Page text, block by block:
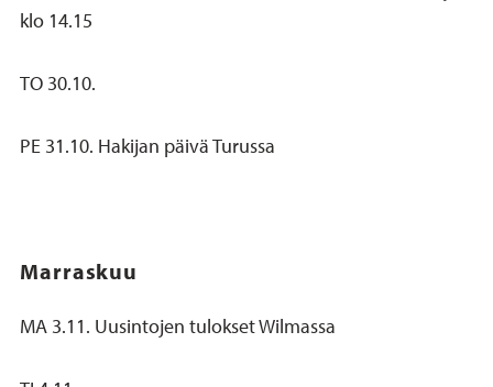
klo 14.15
TO 30.10.
PE 31.10. Hakijan päivä Turussa
Marraskuu
MA 3.11. Uusintojen tulokset Wilmassa